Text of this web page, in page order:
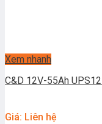
Xem nhanh
C&D 12V-55Ah
Giá: Liên hệ